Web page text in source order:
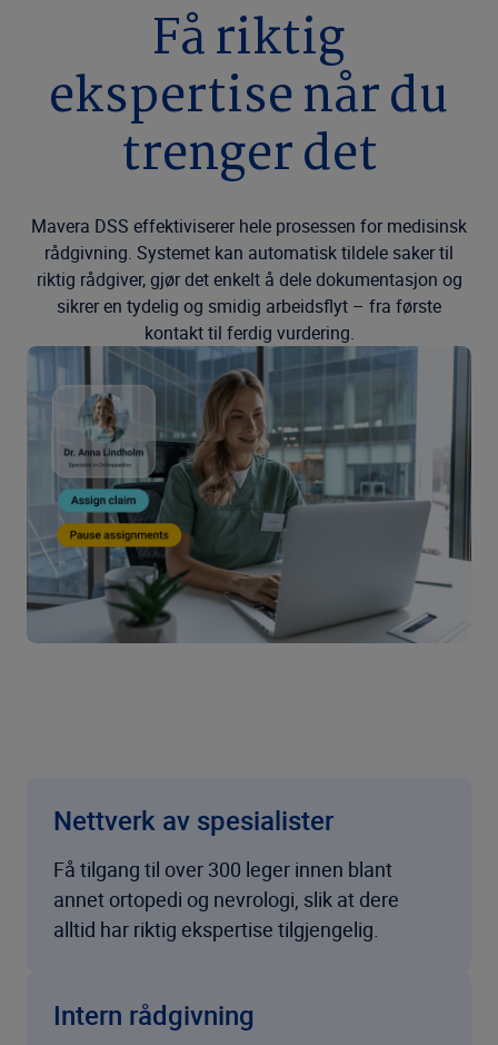
Få riktig
ekspertise når du
trenger det
Mavera DSS effektiviserer hele prosessen for medisinsk
rådgivning. Systemet kan automatisk tildele saker til
riktig rådgiver, gjør det enkelt å dele dokumentasjon og
sikrer en tydelig og smidig arbeidsflyt – fra første
kontakt til ferdig vurdering.
Nettverk av spesialister
Få tilgang til over 300 leger innen blant
annet ortopedi og nevrologi, slik at dere
alltid har riktig ekspertise tilgjengelig.
Intern rådgivning